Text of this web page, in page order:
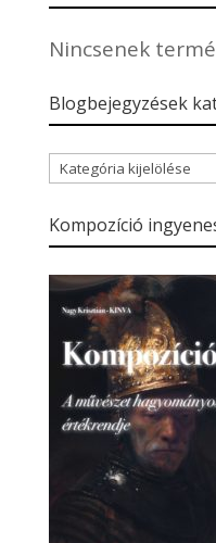
Nincsenek
Blogbejegyzések
Blogbejegyzések
kategóriái
Kompozíció